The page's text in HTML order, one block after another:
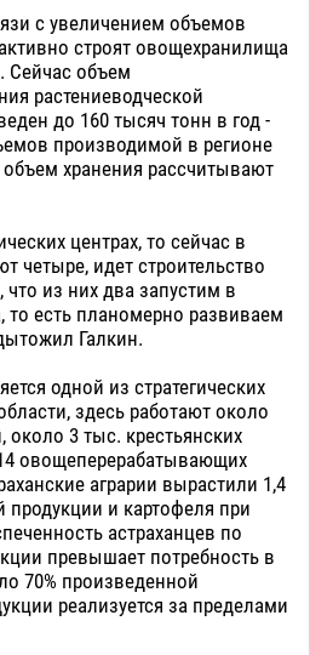
с увеличением объемов
строят овощехранилища
Сейчас объем
растениеводческой
до 160 тысяч тонн в год -
производимой в регионе
хранения рассчитывают
центрах, то сейчас в
четыре, идет строительство
из них два запустим в
то есть планомерно развиваем
Галкин.
одной из стратегических
здесь работают около
около 3 тыс. крестьянских
овощеперерабатывающих
аграрии вырастили 1,4
и картофеля при
астраханцев по
превышает потребность в
70% произведенной
реализуется за пределами